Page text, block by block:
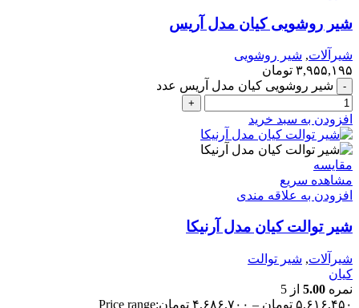
شیر روشویی کیان مدل آریس
شیرآلات, شیر روشویی
۳,۹۵۵,۱۹۵ تومان
شیر روشویی کیان مدل آریس عدد
افزودن به سبد خرید
مقایسه
مشاهده سریع
افزودن به علاقه مندی
شیر توالت کیان مدل آرنیکا
شیرآلات, شیر توالت
کیان
نمره 5.00 از 5
۵,۶۱۶,۴۵۰ تومان – ۴,۶۸۶,۷۰۰ تومانPrice range: